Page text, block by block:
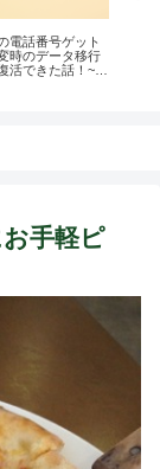
電話番号ゲット
時のデータ移行
活できた話！~
お手軽ピ